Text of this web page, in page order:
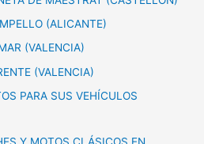
(ALICANTE)
(VALENCIA)
(VALENCIA)
PARA SUS VEHÍCULOS
Y MOTOS CLÁSICOS EN